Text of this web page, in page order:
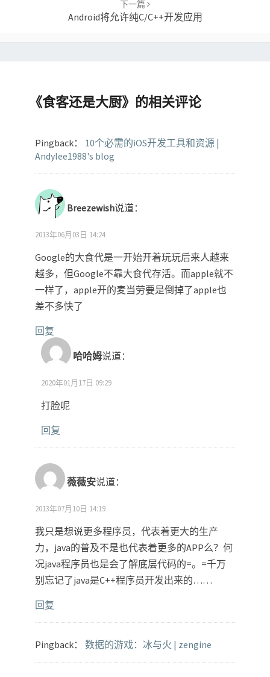
下一篇
Android将允许纯C/C++开发应用
《食客还是大厨》的相关评论
Pingback： 10个必需的iOS开发工具和资源 |
Andylee1988's blog
Breezewish说道：
2013年06月03日 14:24
Google的大食代是一开始开着玩玩后来人越来
越多，但Google不靠大食代存活。而apple就不
一样了，apple开的麦当劳要是倒掉了apple也
差不多快了
回复
哈哈姆说道：
2020年01月17日 09:29
打脸呢
回复
薇薇安说道：
2013年07月10日 14:19
我只是想说更多程序员，代表着更大的生产
力，java的普及不是也代表着更多的APP么？何
况java程序员也是会了解底层代码的=。=千万
别忘记了java是C++程序员开发出来的……
回复
Pingback： 数据的游戏：冰与火 | zengine